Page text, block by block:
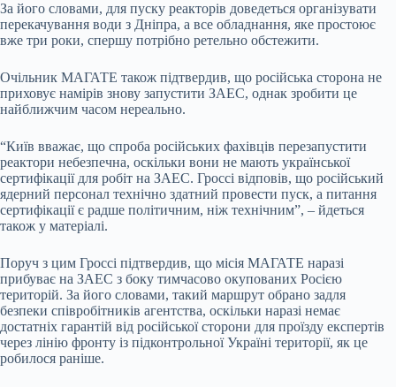
За його словами, для пуску реакторів доведеться організувати
перекачування води з Дніпра, а все обладнання, яке простоює
вже три роки, спершу потрібно ретельно обстежити.
Очільник МАГАТЕ також підтвердив, що російська сторона не
приховує намірів знову запустити ЗАЕС, однак зробити це
найближчим часом нереально.
“Київ вважає, що спроба російських фахівців перезапустити
реактори небезпечна, оскільки вони не мають української
сертифікації для робіт на ЗАЕС. Гроссі відповів, що російський
ядерний персонал технічно здатний провести пуск, а питання
сертифікації є радше політичним, ніж технічним”, – йдеться
також у матеріалі.
Поруч з цим Гроссі підтвердив, що місія МАГАТЕ наразі
прибуває на ЗАЕС з боку тимчасово окупованих Росією
територій. За його словами, такий маршрут обрано задля
безпеки співробітників агентства, оскільки наразі немає
достатніх гарантій від російської сторони для проїзду експертів
через лінію фронту із підконтрольної Україні території, як це
робилося раніше.